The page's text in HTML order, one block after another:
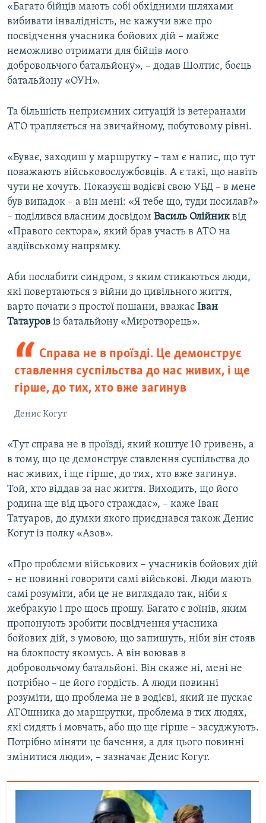
«Багато бійців мають собі обхідними шляхами
вибивати інвалідність, не кажучи вже про
посвідчення учасника бойових дій – майже
неможливо отримати для бійців мого
добровольчого батальйону», – додав Шолтис, боєць
батальйону «ОУН».
Та більшість неприємних ситуацій із ветеранами
АТО трапляється на звичайному, побутовому рівні.
«Буває, заходиш у маршрутку – там є напис, що тут
поважають військовослужбовців. А є такі, що навіть
чути не хочуть. Показуєш водієві свою УБД – в мене
був випадок – а він мені: «Я тебе що, туди посилав?»
– поділився власним досвідом Василь Олійниквід
«Правого сектора», який брав участь в АТО на
авдіївському напрямку.
Аби послабити синдром, з яким стикаються люди,
які повертаються з війни до цивільного життя,
варто почати з простої пошани, вважає Іван
Татауров із батальйону «Миротворець».
Справа не в проїзді. Це демонструє
ставлення суспільства до нас живих, і ще
гірше, до тих, хто вже загинув
Денис Когут
«Тут справа не в проїзді, який коштує 10 гривень, а
в тому, що це демонструє ставлення суспільства до
нас живих, і ще гірше, до тих, хто вже загинув.
Той, хто віддав за нас життя. Виходить, що його
родина ще від цього страждає», – каже Іван
Татуаров, до думки якого приєднався також Денис
Когут із полку «Азов».
«Про проблеми військових – учасників бойових дій
– не повинні говорити самі військові. Люди мають
самі розуміти, аби це не виглядало так, ніби я
жебракую і про щось прошу. Багато є воїнів, яким
пропонують зробити посвідчення учасника
бойових дій, з умовою, що запишуть, ніби він стояв
на блокпосту якомусь. А він воював в
добровольчому батальйоні. Він скаже ні, мені не
потрібно – це його гордість. А люди повинні
розуміти, що проблема не в водієві, який не пускає
АТОшника до маршрутки, проблема в тих людях,
які сидять і мовчать, або що ще гірше – засуджують.
Потрібно міняти це бачення, а для цього повинні
змінитися люди», – зазначає Денис Когут.